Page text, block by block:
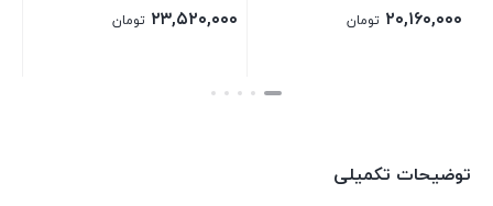
۲۳,۵۲۰,۰۰۰ تومان ۲۵,۶۰۰,۰۰۰
توضیحات تکمیلی